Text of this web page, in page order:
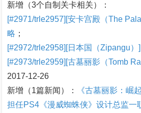
新增（3个自制关卡相关）：
[#2971/trle2957][安卡宫殿（The
略 ；
[#2972/trle2958][日本国（Zipangu）
[#2973/trle2959][古墓丽影（Tomb
2017-12-26
新增（1篇新闻）：
《古墓丽影：崛
担任PS4《漫威蜘蛛侠》设计总监一